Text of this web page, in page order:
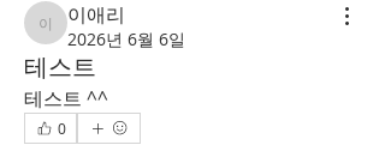
이애리
이애리
2026년 6월 6일
테스트
테스트 ^^
0